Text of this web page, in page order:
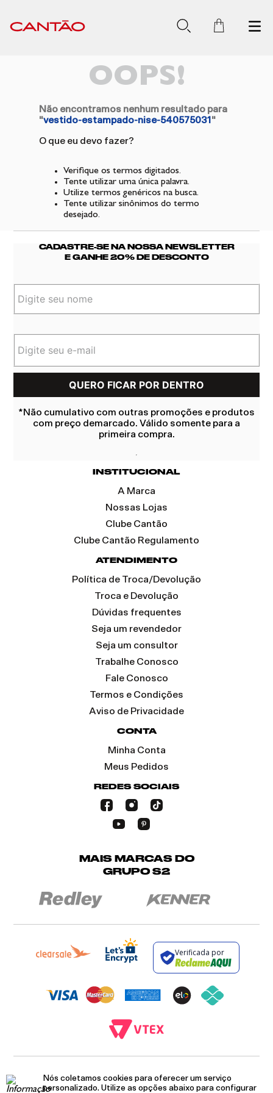
Nós coletamos cookies para oferecer um serviço
personalizado. Utilize as opções abaixo para configurar
OOPS!
Não encontramos nenhum resultado para
"vestido-estampado-nise-540575031 "
O que eu devo fazer?
Verifique os termos digitados.
Tente utilizar uma única palavra.
Utilize termos genéricos na busca.
Tente utilizar sinônimos do termo
desejado.
CADASTRE-SE NA NOSSA NEWSLETTER
E GANHE 20% DE DESCONTO
*Não cumulativo com outras promoções e produtos
com preço demarcado. Válido somente para a
primeira compra.
INSTITUCIONAL
A Marca
Nossas Lojas
Clube Cantão
Clube Cantão Regulamento
ATENDIMENTO
Política de Troca/Devolução
Troca e Devolução
Dúvidas frequentes
Seja um revendedor
Seja um consultor
Trabalhe Conosco
Fale Conosco
Termos e Condições
Aviso de Privacidade
CONTA
Minha Conta
Meus Pedidos
REDES SOCIAIS
MAIS MARCAS DO
GRUPO S2
Verificada por
12.093.445/0002-23
RUA JUMECY RODRIGUES GOMES, 331 - ANEXO 2 - CENTRO - PIRAÍ - RIO DE